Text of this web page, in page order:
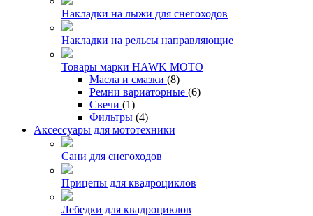
Накладки на лыжи для снегоходов
Накладки на рельсы направляющие
Товары марки HAWK MOTO
Масла и смазки (8)
Ремни вариаторные (6)
Свечи (1)
Фильтры (4)
Аксессуары для мототехники
Сани для снегоходов
Прицепы для квадроциклов
Лебедки для квадроциклов